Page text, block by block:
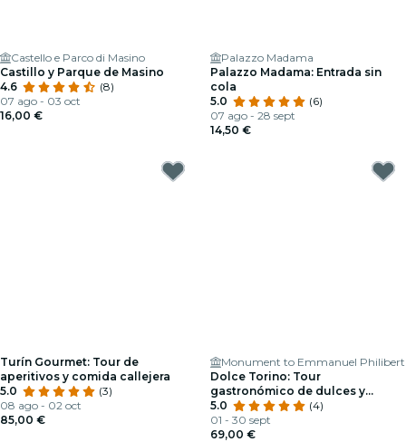
Castello e Parco di Masino
Castillo y Parque de Masino
4.6
(8)
07 ago - 03 oct
16,00 €
Palazzo Madama
Palazzo Madama: Entrada sin
cola
5.0
(6)
07 ago - 28 sept
14,50 €
Turín Gourmet: Tour de
aperitivos y comida callejera
5.0
(3)
08 ago - 02 oct
85,00 €
Monument to Emmanuel Philibert
Dolce Torino: Tour
gastronómico de dulces y
chocolate
5.0
(4)
01 - 30 sept
69,00 €